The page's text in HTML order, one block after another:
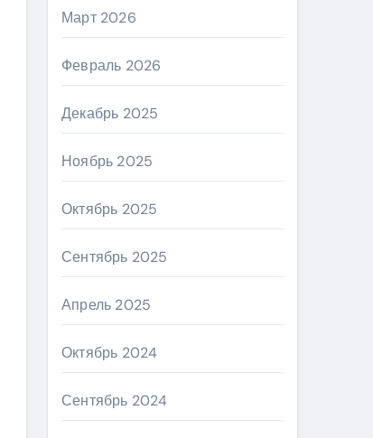
Март 2026
Февраль 2026
Декабрь 2025
Ноябрь 2025
Октябрь 2025
Сентябрь 2025
Апрель 2025
Октябрь 2024
Сентябрь 2024